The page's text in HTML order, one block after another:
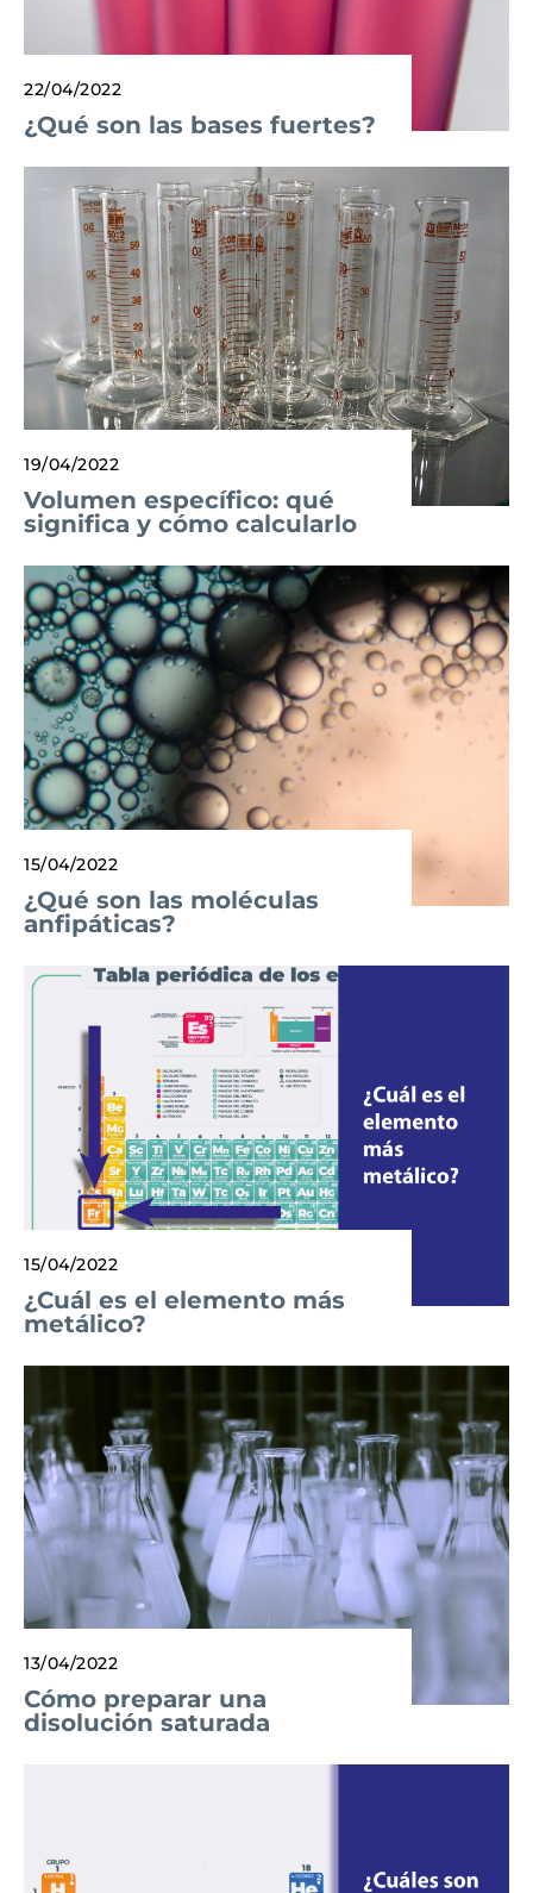
22/04/2022
¿Qué son las bases fuertes?
19/04/2022
Volumen específico: qué
significa y cómo calcularlo
15/04/2022
¿Qué son las moléculas
anfipáticas?
15/04/2022
¿Cuál es el elemento más
metálico?
13/04/2022
Cómo preparar una
disolución saturada